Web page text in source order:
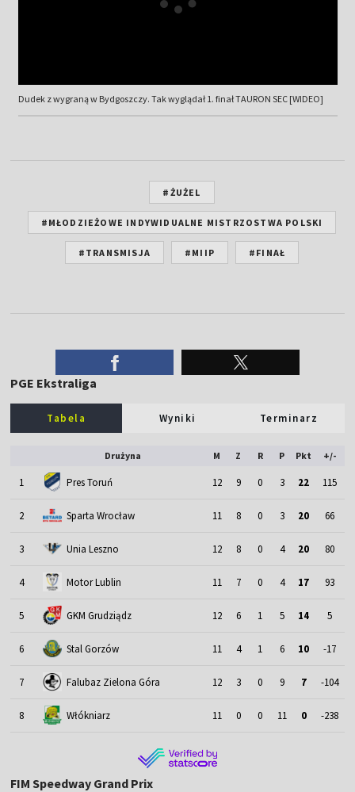
Dudek z wygraną w Bydgoszczy. Tak wyglądał 1. finał TAURON SEC [WIDEO]
#ŻUŻEL
#MŁODZIEŻOWE INDYWIDUALNE MISTRZOSTWA POLSKI
#TRANSMISJA #MIIP #FINAŁ
PGE Ekstraliga
Tabela Wyniki Terminarz
Drużyna M Z R P Pkt +/-
1 Pres Toruń 12 9 0 3 22 115
2 Sparta Wrocław 11 8 0 3 20 66
3 Unia Leszno 12 8 0 4 20 80
4 Motor Lublin 11 7 0 4 17 93
5 GKM Grudziądz 12 6 1 5 14 5
6 Stal Gorzów 11 4 1 6 10 -17
7 Falubaz Zielona Góra 12 3 0 9 7 -104
8 Włókniarz 11 0 0 11 0 -238
FIM Speedway Grand Prix